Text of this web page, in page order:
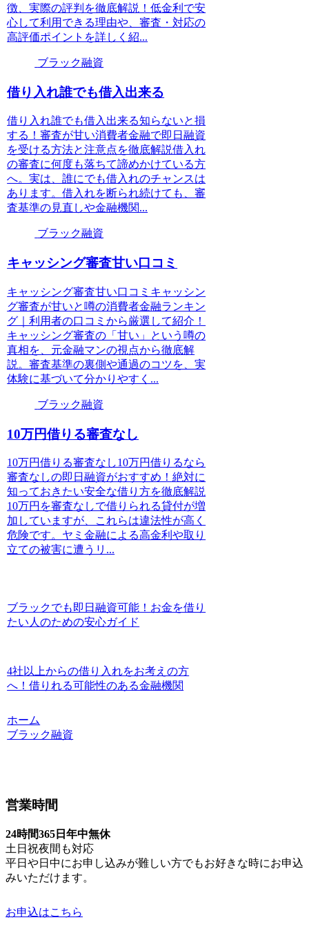
徴、実際の評判を徹底解説！低金利で安
心して利用できる理由や、審査・対応の
高評価ポイントを詳しく紹...
ブラック融資
借り入れ誰でも借入出来る
借り入れ誰でも借入出来る知らないと損
する！審査が甘い消費者金融で即日融資
を受ける方法と注意点を徹底解説借入れ
の審査に何度も落ちて諦めかけている方
へ。実は、誰にでも借入れのチャンスは
あります。借入れを断られ続けても、審
査基準の見直しや金融機関...
ブラック融資
キャッシング審査甘い口コミ
キャッシング審査甘い口コミキャッシン
グ審査が甘いと噂の消費者金融ランキン
グ｜利用者の口コミから厳選して紹介！
キャッシング審査の「甘い」という噂の
真相を、元金融マンの視点から徹底解
説。審査基準の裏側や通過のコツを、実
体験に基づいて分かりやすく...
ブラック融資
10万円借りる審査なし
10万円借りる審査なし10万円借りるなら
審査なしの即日融資がおすすめ！絶対に
知っておきたい安全な借り方を徹底解説
10万円を審査なしで借りられる貸付が増
加していますが、これらは違法性が高く
危険です。ヤミ金融による高金利や取り
立ての被害に遭うリ...
ブラックでも即日融資可能！お金を借り
たい人のための安心ガイド
4社以上からの借り入れをお考えの方
へ！借りれる可能性のある金融機関
ホーム
ブラック融資
営業時間
24時間365日年中無休
土日祝夜間も対応
平日や日中にお申し込みが難しい方でもお好きな時にお申込
みいただけます。
お申込はこちら